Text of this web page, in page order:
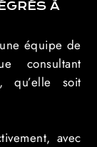
À
équipe de
consultant
qu’elle soit
avec